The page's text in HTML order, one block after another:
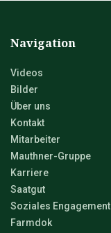
Navigation
Videos
Bilder
Über uns
Kontakt
Mitarbeiter
Mauthner-Gruppe
Karriere
Saatgut
Soziales Engagement
Farmdok